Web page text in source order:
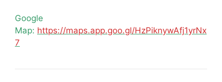
Google
Map: https://maps.app.goo.gl/HzPiknywAfj1yrNx
7